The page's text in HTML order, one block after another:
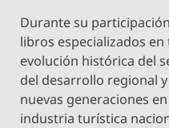
Durante su
libros especializados
evolución histórica del
del desarrollo regional
nuevas generaciones
industria turística